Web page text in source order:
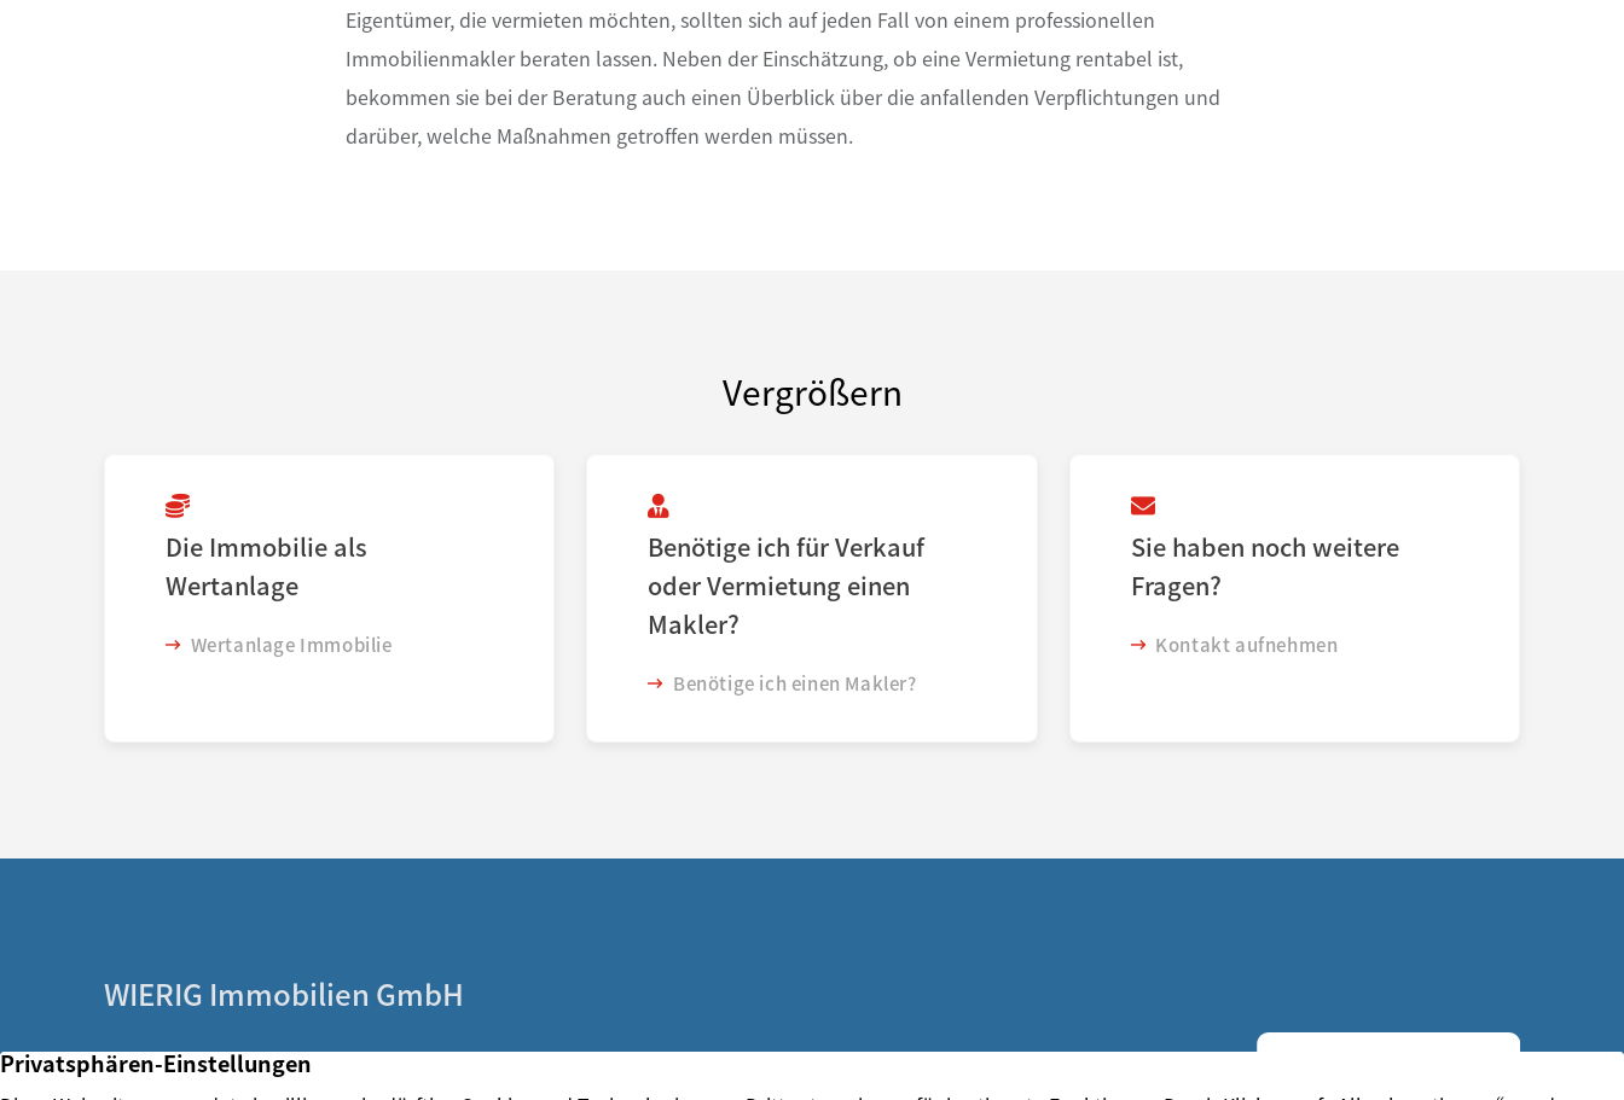
Eigentümer, die vermieten möchten, sollten sich auf jeden Fall von einem professionellen
Immobilienmakler beraten lassen. Neben der Einschätzung, ob eine Vermietung rentabel ist,
bekommen sie bei der Beratung auch einen Überblick über die anfallenden Verpflichtungen und
darüber, welche Maßnahmen getroffen werden müssen.
Vergrößern
Die Immobilie als
Wertanlage
Wertanlage Immobilie
Benötige ich für Verkauf
oder Vermietung einen
Makler?
Benötige ich einen Makler?
Sie haben noch weitere
Fragen?
Kontakt aufnehmen
WIERIG Immobilien GmbH